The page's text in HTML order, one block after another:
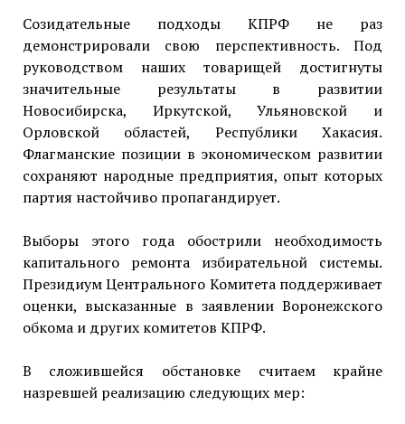
Созидательные подходы КПРФ не раз
демонстрировали свою перспективность. Под
руководством наших товарищей достигнуты
значительные результаты в развитии
Новосибирска, Иркутской, Ульяновской и
Орловской областей, Республики Хакасия.
Флагманские позиции в экономическом развитии
сохраняют народные предприятия, опыт которых
партия настойчиво пропагандирует.
Выборы этого года обострили необходимость
капитального ремонта избирательной системы.
Президиум Центрального Комитета поддерживает
оценки, высказанные в заявлении Воронежского
обкома и других комитетов КПРФ.
В сложившейся обстановке считаем крайне
назревшей реализацию следующих мер: